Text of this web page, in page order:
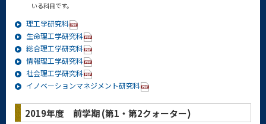
いる科目です。
理工学研究科
生命理工学研究科
総合理工学研究科
情報理工学研究科
社会理工学研究科
イノベーションマネジメント研究科
2019年度 前学期 (第1・第2クォーター)